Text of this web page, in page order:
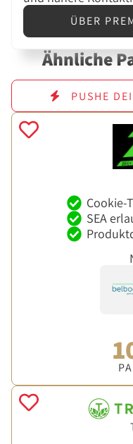
ÜBER
Ähnliche
PUSHE
Cookie-
SEA